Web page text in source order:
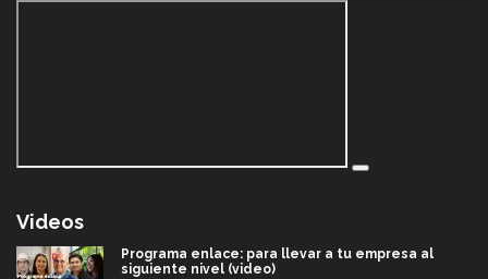
Videos
Programa enlace: para llevar a tu empresa al
siguiente nivel (video)